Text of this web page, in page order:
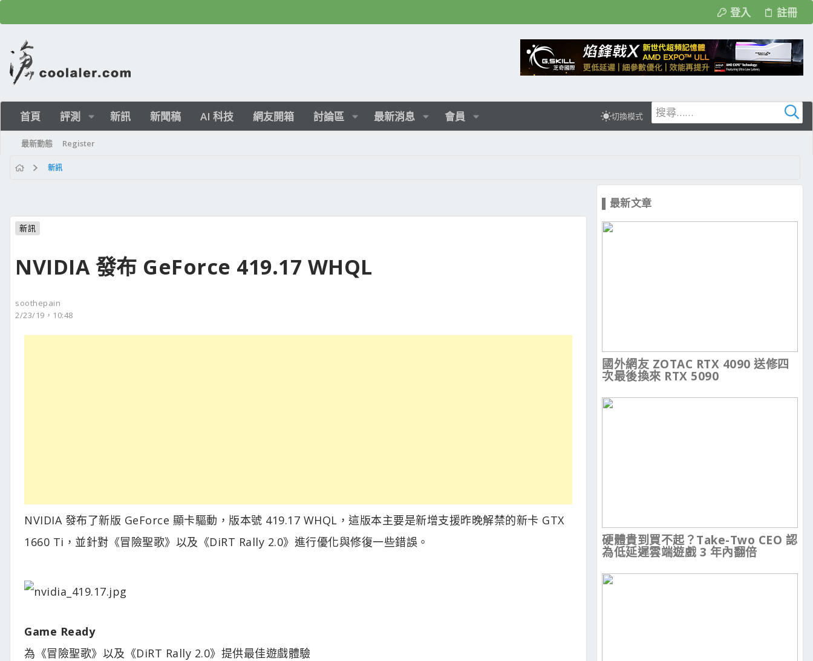
登入 註冊
首頁 評測 新訊 新聞稿 AI 科技 網友開箱 討論區 最新消息 會員 切換模式
最新動態 Register
新訊
新訊
NVIDIA 發布 GeForce 419.17 WHQL
soothepain
2/23/19，10:48
NVIDIA 發布了新版 GeForce 顯卡驅動，版本號 419.17 WHQL，這版本主要是新增支援昨晚解禁的新卡 GTX
1660 Ti，並針對《冒險聖歌》以及《DiRT Rally 2.0》進行優化與修復一些錯誤。
Game Ready
為《冒險聖歌》以及《DiRT Rally 2.0》提供最佳遊戲體驗
▌最新文章
國外網友 ZOTAC RTX 4090 送修四
次最後換來 RTX 5090
硬體貴到買不起？Take-Two CEO 認
為低延遲雲端遊戲 3 年內翻倍